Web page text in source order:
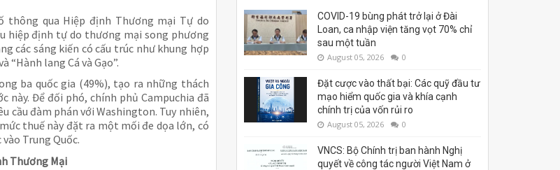
thông qua Hiệp định Thương mại Tự do
hiệp định tự do thương mại song phương
các sáng kiến có cấu trúc như khung hợp
“Hành lang Cá và Gạo”.
ba quốc gia (49%), tạo ra những thách
này. Để đối phó, chính phủ Campuchia đã
cầu đàm phán với Washington. Tuy nhiên,
thuế này đặt ra một mối đe dọa lớn, có
Trung Quốc.
Thương Mại
COVID-19 bùng phát trở lại ở Đài
Loan, ca nhập viện tăng vọt 70% chỉ
sau một tuần
August 05, 2026 0
Đặt cược vào thất bại: Các quỹ đầu tư
mạo hiểm quốc gia và khía cạnh
chính trị của vốn rủi ro
August 05, 2026 0
VNCS: Bộ Chính trị ban hành Nghị
quyết về công tác người Việt Nam ở